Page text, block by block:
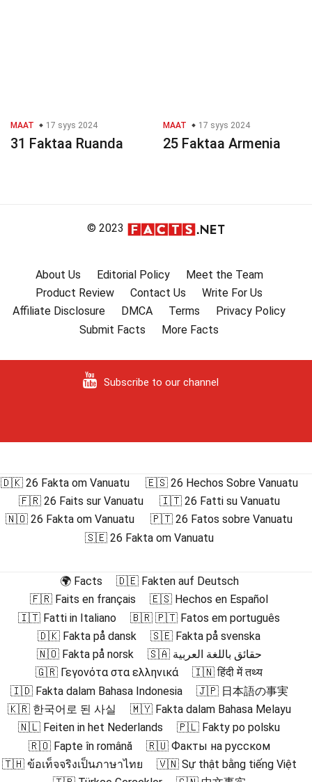
MAAT 17 syys 2024
31 Faktaa Ruanda
MAAT 17 syys 2024
25 Faktaa Armenia
© 2023
About Us Editorial Policy
Meet the Team
Product Review
Contact Us
Write For Us
Affiliate Disclosure
DMCA Terms
Privacy Policy
Submit Facts
More Facts
Subscribe to our channel
🇩🇰 26 Fakta om Vanuatu
🇪🇸 26 Hechos Sobre Vanuatu
🇫🇷 26 Faits sur Vanuatu
🇮🇹 26 Fatti su Vanuatu
🇳🇴 26 Fakta om Vanuatu
🇵🇹 26 Fatos sobre Vanuatu
🇸🇪 26 Fakta om Vanuatu
🌍 Facts
🇩🇪 Fakten auf Deutsch
🇫🇷 Faits en français
🇪🇸 Hechos en Español
🇮🇹 Fatti in Italiano
🇧🇷 🇵🇹 Fatos em português
🇩🇰 Fakta på dansk
🇸🇪 Fakta på svenska
🇳🇴 Fakta på norsk
🇸🇦 حقائق باللغة العربية
🇬🇷 Γεγονότα στα ελληνικά
🇮🇳 हिंदी में तथ्य
🇮🇩 Fakta dalam Bahasa Indonesia
🇯🇵 日本語の事実
🇰🇷 한국어로 된 사실
🇲🇾 Fakta dalam Bahasa Melayu
🇳🇱 Feiten in het Nederlands
🇵🇱 Fakty po polsku
🇷🇴 Fapte în română
🇷🇺 Факты на русском
🇹🇭 ข้อเท็จจริงเป็นภาษาไทย
🇻🇳 Sự thật bằng tiếng Việt